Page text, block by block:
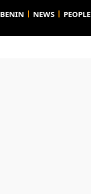
BENIN NEWS PEOPLE